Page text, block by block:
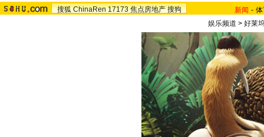
搜狐 ChinaRen 17173 焦点房地产 搜狗 新闻 -
娱乐频道 > 好莱